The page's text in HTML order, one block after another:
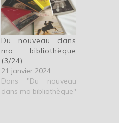
Du nouveau dans
ma bibliothèque
(3/24)
21 janvier 2024
Dans "Du nouveau
dans ma bibliothèque"